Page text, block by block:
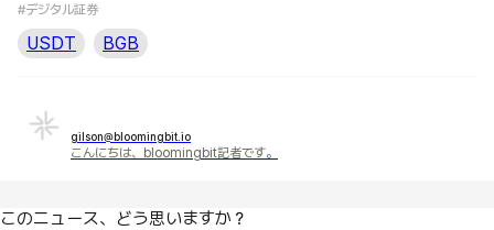
#デジタル証券
USDT BGB
gilson@bloomingbit.io
こんにちは、bloomingbit記者です。
このニュース、どう思いますか？